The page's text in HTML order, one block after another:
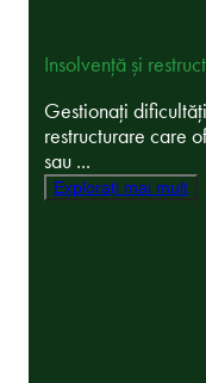
Insolvență și
Gestionați
restructurare care
sau ...
Explorați mai mult